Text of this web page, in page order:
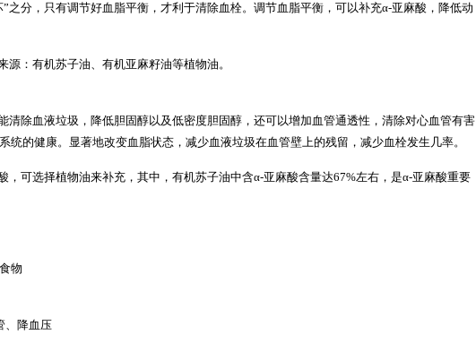
”之分，只有调节好血脂平衡，才利于清除血栓。调节血脂平衡，可以补充α-亚麻酸，降低动
源：有机苏子油、有机亚麻籽油等植物油。
清除血液垃圾，降低胆固醇以及低密度胆固醇，还可以增加血管通透性，清除对心血管有害
统的健康。显著地改变血脂状态，减少血液垃圾在血管壁上的残留，减少血栓发生几率。
，可选择植物油来补充，其中，有机苏子油中含α-亚麻酸含量达67%左右，是α-亚麻酸重要
物
、降血压